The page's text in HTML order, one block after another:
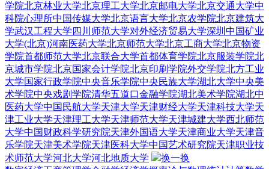
学院北京林业大学北京理工大学北京邮电大学北京交通大学中
科院心理所中国传媒大学北京语言大学北京农学院北京建筑大
学武汉工程大学 四川师范大学对外经济贸易大学深圳 中国矿业
大学(北京)河南医药大学北京师范大学北京工商大学北京物资
学院首都师范大学北京联合大学首都体育学院北京服装学院北
京城市学院北京国家会计学院北京印刷学院外交学院北方工业
大学国家行政学院中央音乐学院中央民族大学湖北大学中央美
术学院中央戏剧学院清华五道口金融学院湖北美术学院湖北中
医药大学中国民航大学天津大学天津财经大学天津科技大学天
津工业大学天津理工大学天津师范大学天津城建大学西北师范
大学中国财政科学研究院天津外国语大学天津商业大学天津音
乐学院天津美术学院天津医科大学中国艺术研究院天津职业技
术师范大学河北大学河北地质大学
换一换